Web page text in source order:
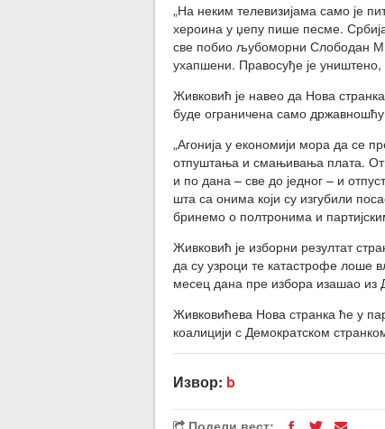
„На неким телевизијама само је
хероина у џепу пише песме.
све побио љубоморни Слободан
ухапшени. Правосуђе је
Живковић је навео да Нова
буде ограничена само
„Агонија у економији мора да се
отпуштања и смањивања плата.
и по дана – све до једног – и
шта са онима који су изгубили
бринемо о полтронима и
Живковић је изборни резултат
да су узроци те катастрофе лоше
месец дана пре избора изашао из
Живковићева Нова странка ће у
коалицији с Демократском
Извор: b
Подели вест: